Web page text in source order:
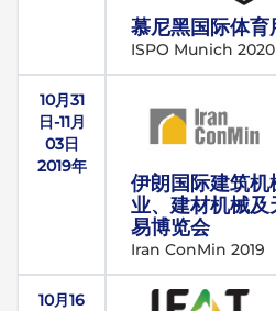
慕尼黑国际体育
ISPO Munich 2020
10月31
日-11月
03日
2019年
伊朗国际建筑
业、建材机械
易博览会
Iran ConMin 2019
10月16